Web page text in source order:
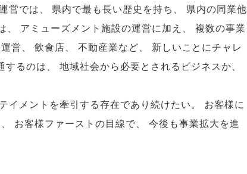
営では、 県内で最も長い歴史を持ち 、
県内の同業他
、 アミューズメント施設の運営に加え 、
複数の事業
営、 飲食店、 不動産業など、
新しいことにチャレ
するのは、 地域社会から必要とされるビジネスか、
イメントを牽引する存在であり続けたい。
お客様に
、 お客様ファーストの目線で、
今後も事業拡大を進